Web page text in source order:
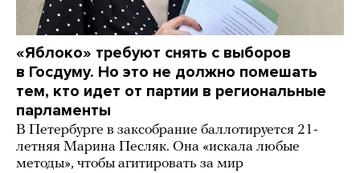
«Яблоко» требуют снять с выборов
в Госдуму. Но это не должно помешать
тем, кто идет от партии в региональные
парламенты
В Петербурге в заксобрание баллотируется 21-
летняя Марина Песляк. Она «искала любые
методы», чтобы агитировать за мир